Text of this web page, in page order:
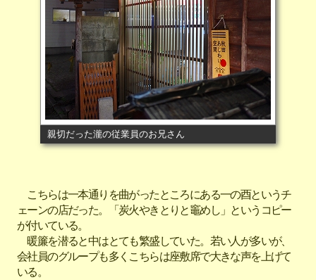
親切だった瀧の従業員のお兄さん
こちらは一本通りを曲がったところにある一の酉というチ
ェーンの店だった。「炭火やきとりと竈めし」というコピー
が付いている。
暖簾を潜ると中はとても繁盛していた。若い人が多いが、
会社員のグループも多くこちらは座敷席で大きな声を上げて
いる。